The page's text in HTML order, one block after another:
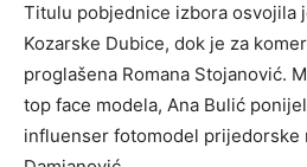
Titulu pobjednice izbora osvojila
Kozarske Dubice, dok je za
proglašena Romana Stojanović.
top face modela, Ana Bulić
influenser fotomodel prijedorske